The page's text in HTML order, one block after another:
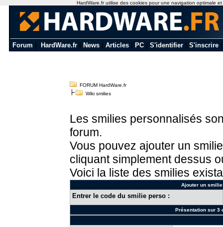
Forum HardWare.fr News Articles PC S'identifier S'inscrire
FORUM HardWare.fr
Wiki smilies
Les smilies personnalisés
forum.
Vous pouvez ajouter un
cliquant simplement dessus
Voici la liste des smilies
Ajouter un
Entrer le code du smilie perso :
Présentation sur 3
HardWare.fr utilise des cookies pour une navigation optimale